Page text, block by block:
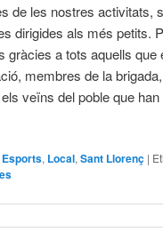
de les nostres activitats,
dirigides als més petits.
gràcies a tots aquells
membres de la
veïns del poble que
Esports, Local,Sant Llorenç |